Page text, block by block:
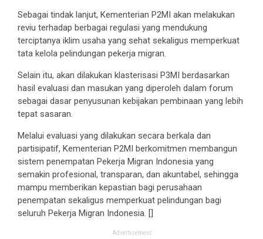
Sebagai tindak lanjut, Kementerian P2MI akan melakukan
reviu terhadap berbagai regulasi yang mendukung
terciptanya iklim usaha yang sehat sekaligus memperkuat
tata kelola pelindungan pekerja migran.
Selain itu, akan dilakukan klasterisasi P3MI berdasarkan
hasil evaluasi dan masukan yang diperoleh dalam forum
sebagai dasar penyusunan kebijakan pembinaan yang lebih
tepat sasaran.
Melalui evaluasi yang dilakukan secara berkala dan
partisipatif, Kementerian P2MI berkomitmen membangun
sistem penempatan Pekerja Migran Indonesia yang
semakin profesional, transparan, dan akuntabel, sehingga
mampu memberikan kepastian bagi perusahaan
penempatan sekaligus memperkuat pelindungan bagi
seluruh Pekerja Migran Indonesia. []
Advertisement